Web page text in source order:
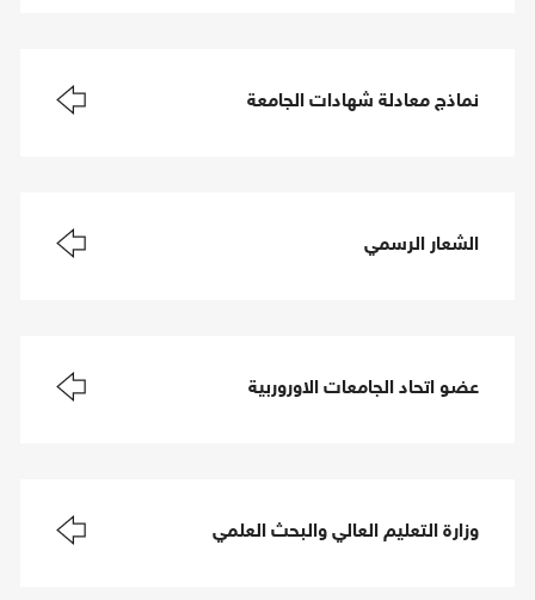
نماذج معادلة شهادات الجامعة
الشعار الرسمي
عضو اتحاد الجامعات الاوروربية
وزارة التعليم العالي والبحث العلمي